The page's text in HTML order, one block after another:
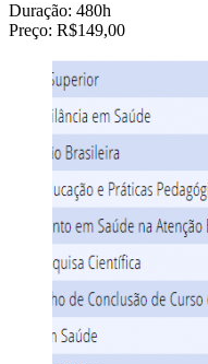
Duração: 480h
Preço: R$149,00